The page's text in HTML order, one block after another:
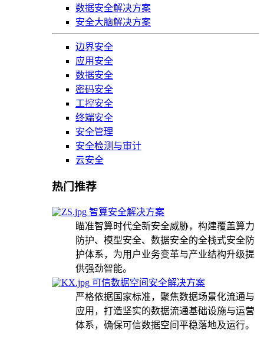
数据安全解决方案
安全大脑解决方案
边界安全
应用安全
数据安全
密码安全
工控安全
终端安全
安全管理
安全检测与审计
云安全
热门推荐
智算安全解决方案
瞄准智算时代全新安全威胁，构建覆盖算力
防护、模型安全、数据安全的全栈式安全防
护体系，为用户业务变革与产业结构升级提
供强劲智能。
可信数据空间安全解决方案
严格依据国家标准，聚焦数据场景化流通与
应用，打造坚实的数据流通基础设施与运营
体系，确保可信数据空间平稳落地及运行。